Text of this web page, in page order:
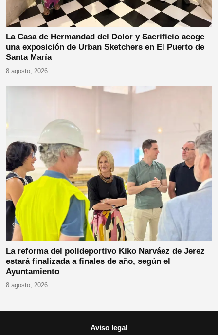
La Casa de Hermandad del Dolor y Sacrificio acoge
una exposición de Urban Sketchers en El Puerto de
Santa María
8 agosto, 2026
La reforma del polideportivo Kiko Narváez de Jerez
estará finalizada a finales de año, según el
Ayuntamiento
8 agosto, 2026
Aviso legal